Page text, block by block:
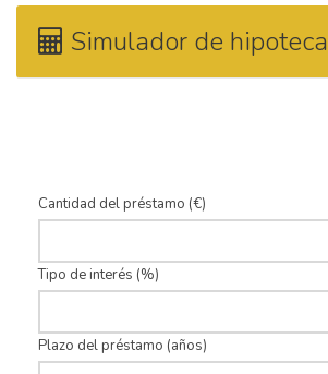
Simulador de hipoteca
Cantidad del préstamo (€)
Tipo de interés (%)
Plazo del préstamo (años)